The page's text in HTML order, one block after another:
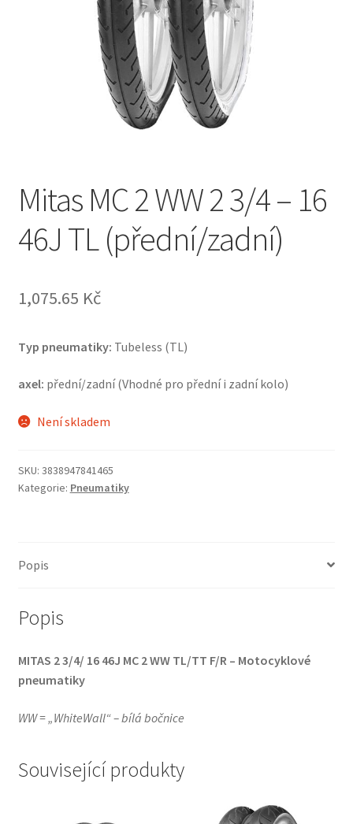
Mitas MC 2 WW 2 3/4 – 16
46J TL (přední/zadní)
1,075.65 Kč
Typ pneumatiky: Tubeless (TL)
axel: přední/zadní (Vhodné pro přední i zadní kolo)
Není skladem
SKU: 3838947841465
Kategorie: Pneumatiky
Popis
Popis
MITAS 2 3/4/ 16 46J MC 2 WW TL/TT F/R – Motocyklové
pneumatiky
WW = „WhiteWall“ – bílá bočnice
Související produkty